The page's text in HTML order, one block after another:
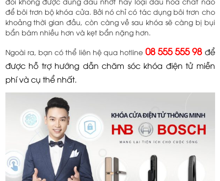
để bôi trơn bộ khóa cửa. Bởi nó chỉ có tác dụng bôi trơn cho
khoảng thời gian đầu, còn càng về sau khóa sẽ càng bị bụi
bẩn bám nhiều hơn và kẹt bẩn nặng hơn.
Ngoài ra, bạn có thể liên hệ qua hotline 08 555 555 98 để
được hỗ trợ hướng dẫn chăm sóc khóa điện tử miễn
phí và cụ thể nhất.